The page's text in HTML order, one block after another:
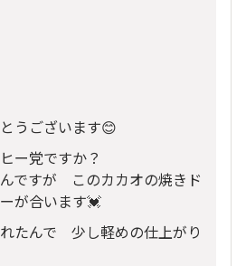
うございます😊
ー党ですか？
ですが このカカオの焼きド
が合います💓
たんで 少し軽めの仕上がり